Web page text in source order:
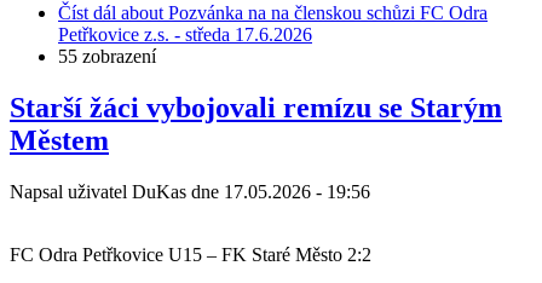
Číst dál about Pozvánka na na členskou schůzi FC Odra
Petřkovice z.s. - středa 17.6.2026
55 zobrazení
Starší žáci vybojovali remízu se Starým
Městem
Napsal uživatel DuKas dne 17.05.2026 - 19:56
FC Odra Petřkovice U15 – FK Staré Město 2:2